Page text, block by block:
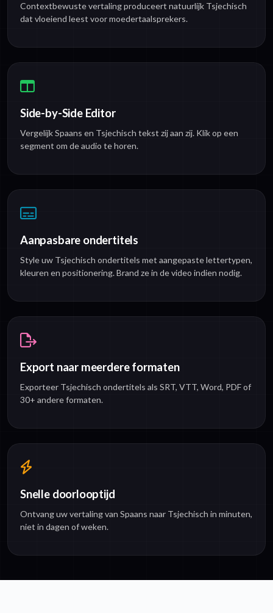
Contextbewuste vertaling produceert natuurlijk Tsjechisch
dat vloeiend leest voor moedertaalsprekers.
Side-by-Side Editor
Vergelijk Spaans en Tsjechisch tekst zij aan zij. Klik op een
segment om de audio te horen.
Aanpasbare ondertitels
Style uw Tsjechisch ondertitels met aangepaste lettertypen,
kleuren en positionering. Brand ze in de video indien nodig.
Export naar meerdere formaten
Exporteer Tsjechisch ondertitels als SRT, VTT, Word, PDF of
30+ andere formaten.
Snelle doorlooptijd
Ontvang uw vertaling van Spaans naar Tsjechisch in minuten,
niet in dagen of weken.